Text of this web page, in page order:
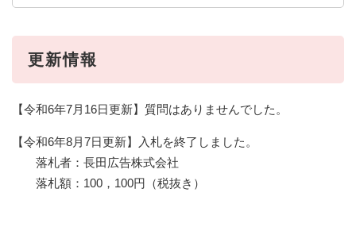
更新情報
【令和6年7月16日更新】質問はありませんでした。
【令和6年8月7日更新】入札を終了しました。
落札者：長田広告株式会社
落札額：100，100円（税抜き）